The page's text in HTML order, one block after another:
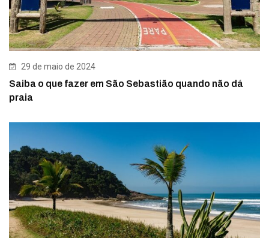
29 de maio de 2024
Saiba o que fazer em São Sebastião quando não dá
praia